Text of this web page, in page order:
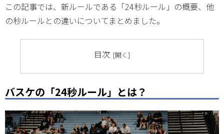
この記事では、新ルールである「24秒ルール」の概要、他
の秒ルールとの違いについてまとめました。
目次
バスケの「24秒ルール」とは？